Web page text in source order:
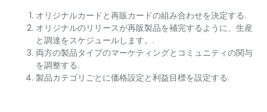
オリジナルカードと再販カードの組み合わせを決定する.
オリジナルのリリースが再販製品を補完するように、生産
と調達をスケジュールします。.
両方の製品タイプのマーケティングとコミュニティの関与
を調整する.
製品カテゴリごとに価格設定と利益目標を設定する.